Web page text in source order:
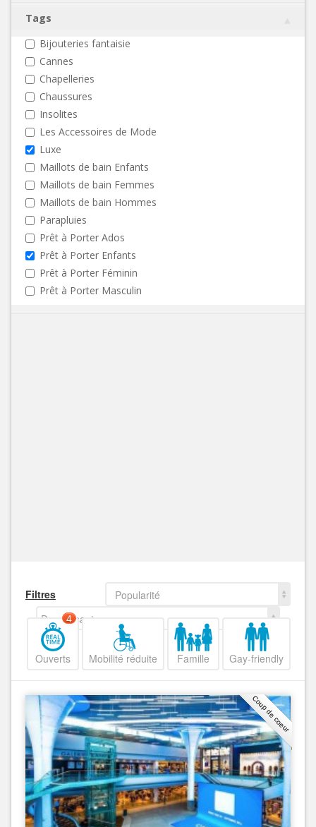
Tags
Bijouteries fantaisie
Cannes
Chapelleries
Chaussures
Insolites
Les Accessoires de Mode
Luxe
Maillots de bain Enfants
Maillots de bain Femmes
Maillots de bain Hommes
Parapluies
Prêt à Porter Ados
Prêt à Porter Enfants
Prêt à Porter Féminin
Prêt à Porter Masculin
Filtres
Popularité
Decroissant
Ouverts
4
Mobilité réduite Famille Gay-friendly
Coup de coeur